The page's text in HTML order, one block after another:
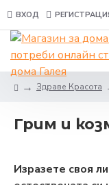
ВХОД
Здраве Красота
Грим и
Изразете своя